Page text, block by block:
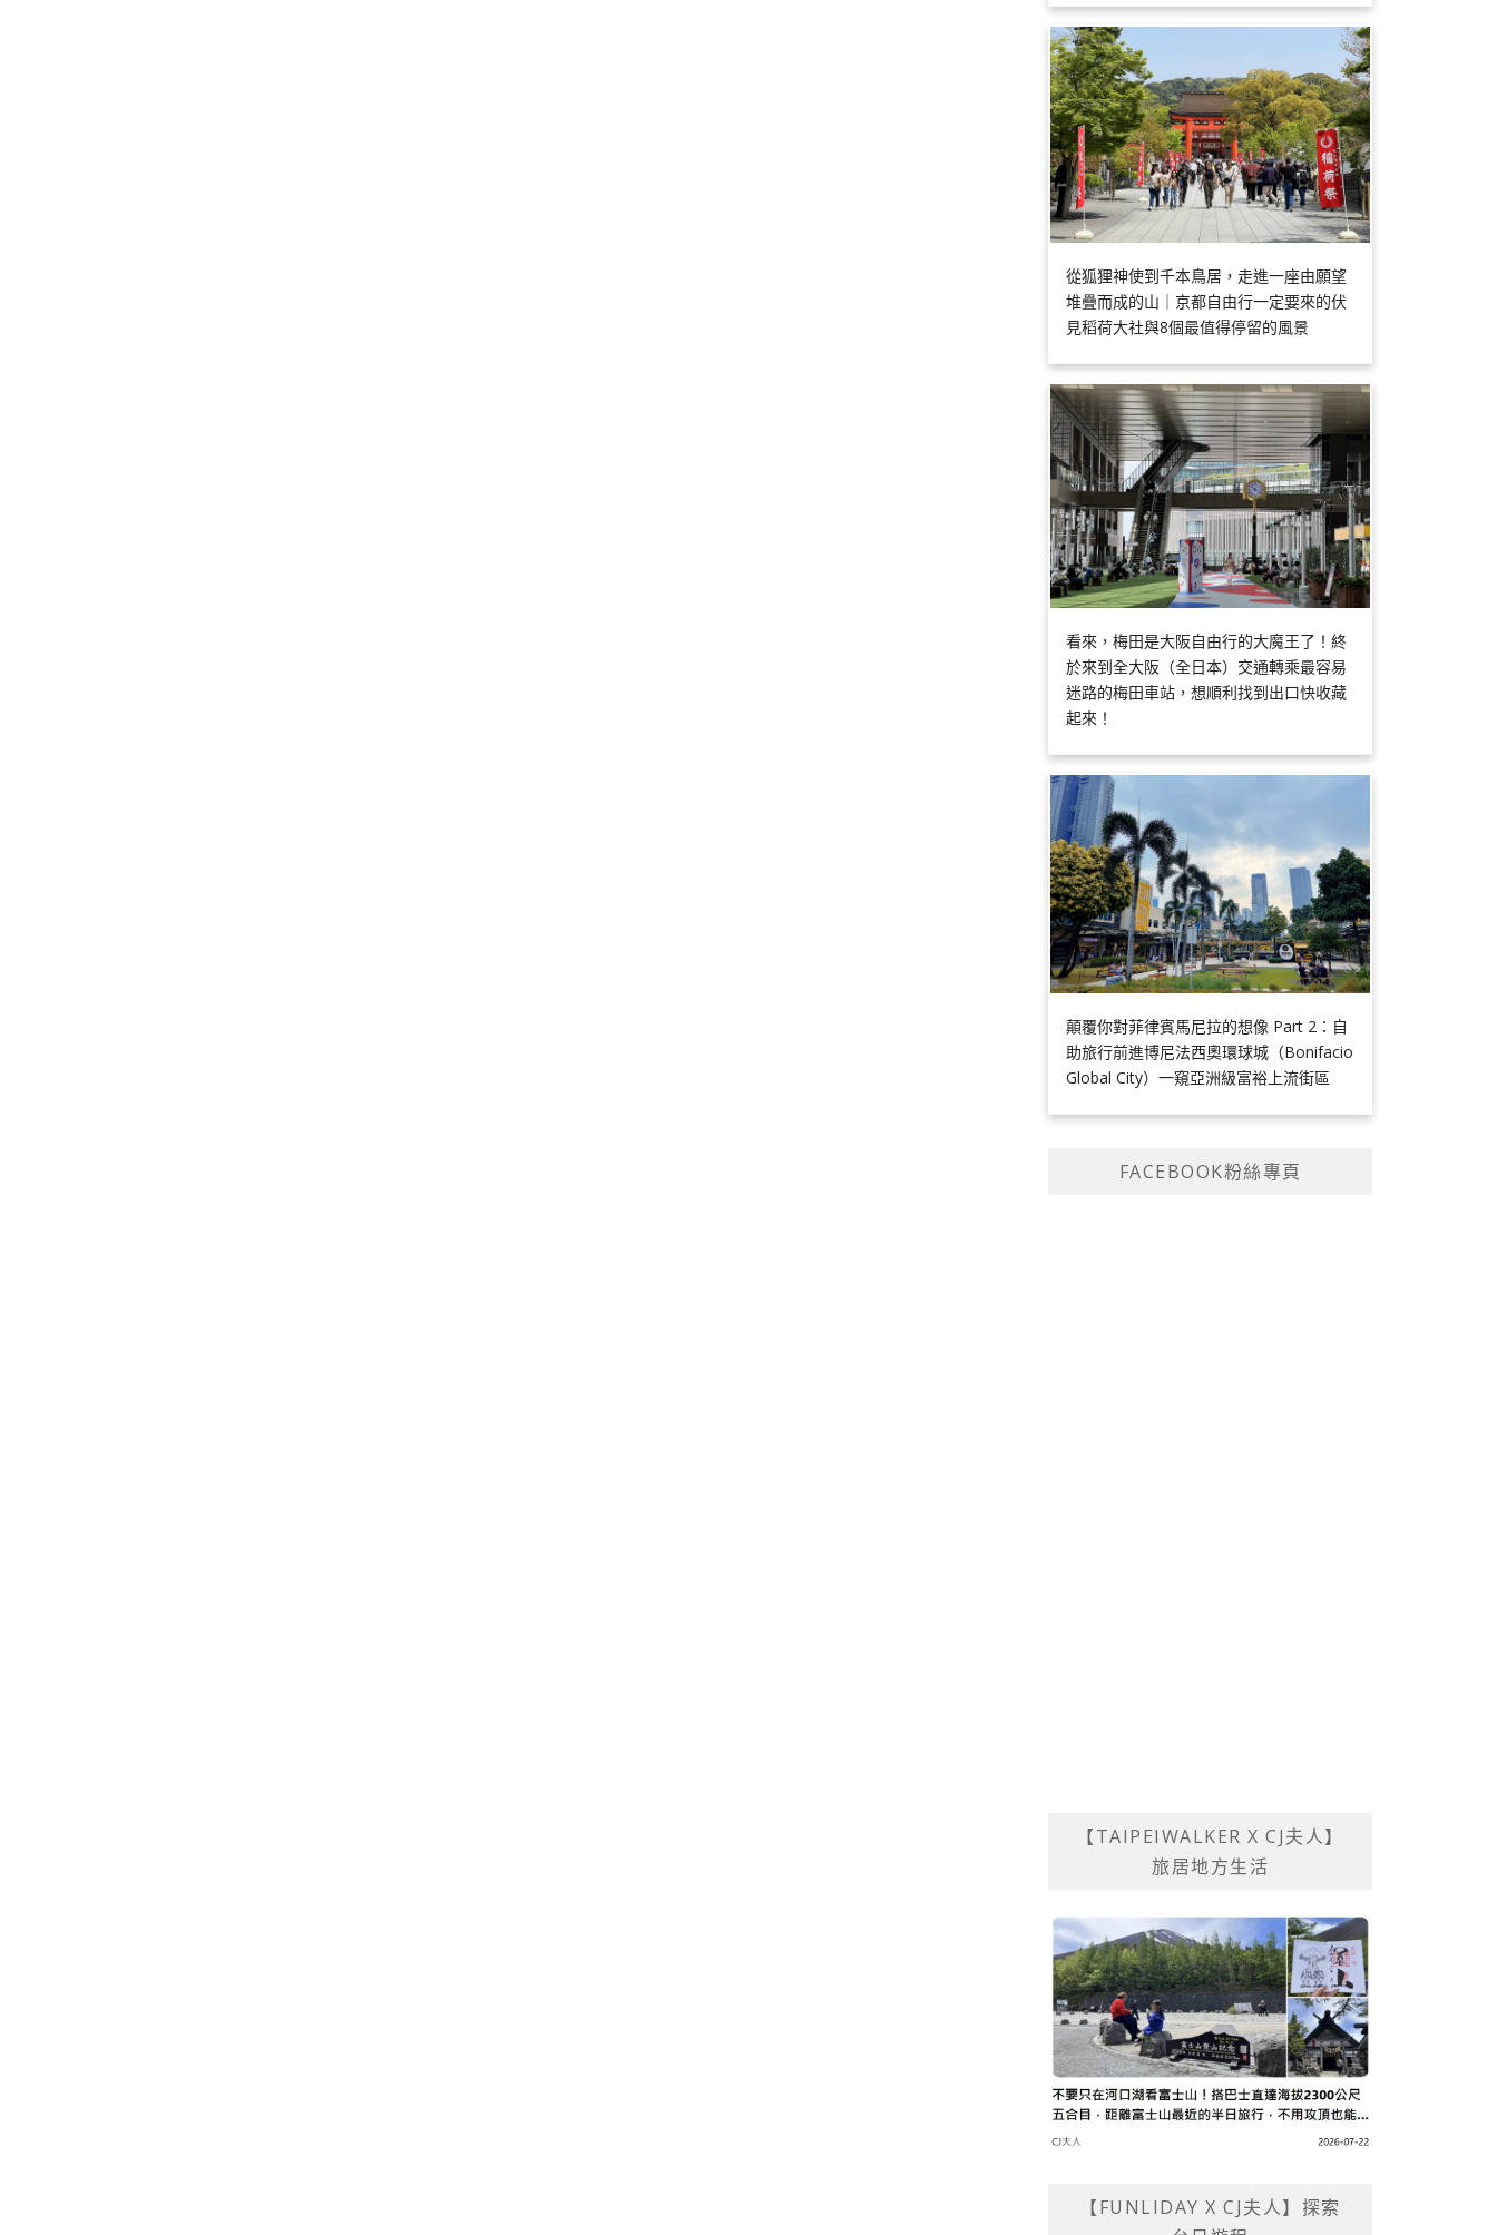
從狐狸神使到千本鳥居，走進一座由願望
堆疊而成的山｜京都自由行一定要來的伏
見稻荷大社與8個最值得停留的風景
看來，梅田是大阪自由行的大魔王了！終
於來到全大阪（全日本）交通轉乘最容易
迷路的梅田車站，想順利找到出口快收藏
起來！
顛覆你對菲律賓馬尼拉的想像 Part 2：自
助旅行前進博尼法西奧環球城（Bonifacio
Global City）一窺亞洲級富裕上流街區
FACEBOOK粉絲專頁
【TAIPEIWALKER X CJ夫人】
旅居地方生活
【FUNLIDAY X CJ夫人】探索